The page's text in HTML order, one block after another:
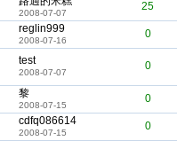
2008-07-07
25
reglin999
2008-07-16
0
test
2008-07-07
0
黎
2008-07-15
0
cdfq086614
2008-07-15
0